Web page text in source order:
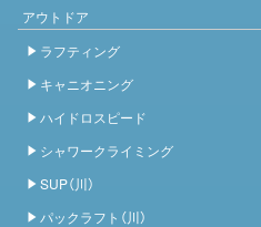
アウトドア
ラフティング
キャニオニング
ハイドロスピード
シャワークライミング
SUP（川）
パックラフト（川）